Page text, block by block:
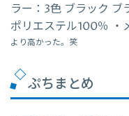
ラー：3色 ブラック ブ
ポリエステル100％ ・
より高かった。笑
ぷちまとめ